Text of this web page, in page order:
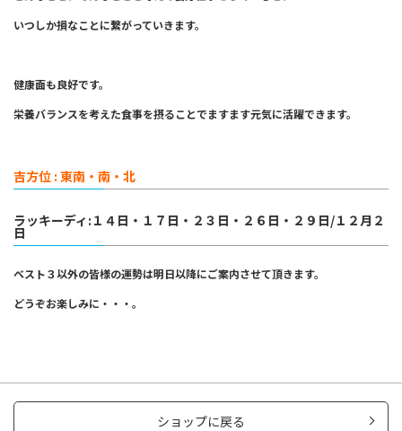
いつしか損なことに繋がっていきます。
健康面も良好です。
栄養バランスを考えた食事を摂ることでますます元気に活躍できます。
吉方位 : 東南・南・北
ラッキーディ:１４日・１７日・２３日・２６日・２９日/１２月２
日
ベスト３以外の皆様の運勢は明日以降にご案内させて頂きます。
どうぞお楽しみに・・・。
ショップに戻る